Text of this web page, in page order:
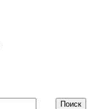
Поиск